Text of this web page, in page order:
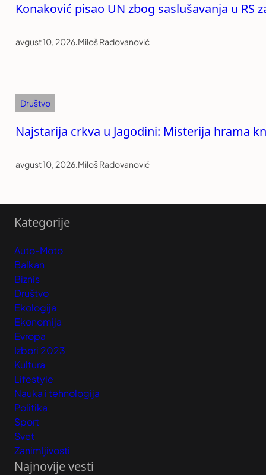
Konaković pisao UN zbog saslušavanja u
avgust 10, 2026.Miloš Radovanović
Društvo
Najstarija crkva u Jagodini: Misterija hrama
avgust 10, 2026.Miloš Radovanović
Kategorije
Auto-Moto
Balkan
Biznis
Društvo
Ekologija
Ekonomija
Evropa
Izbori 2023
Kultura
Lifestyle
Nauka i tehnologija
Politika
Sport
Svet
Zanimljivosti
Najnovije vesti